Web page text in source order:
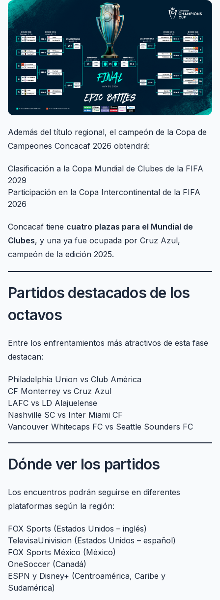
Además del título regional, el campeón de la Copa de
Campeones Concacaf 2026 obtendrá:
Clasificación a la Copa Mundial de Clubes de la FIFA
2029
Participación en la Copa Intercontinental de la FIFA
2026
Concacaf tiene cuatro plazas para el Mundial de
Clubes, y una ya fue ocupada por Cruz Azul,
campeón de la edición 2025.
Partidos destacados de los
octavos
Entre los enfrentamientos más atractivos de esta fase
destacan:
Philadelphia Union vs Club América
CF Monterrey vs Cruz Azul
LAFC vs LD Alajuelense
Nashville SC vs Inter Miami CF
Vancouver Whitecaps FC vs Seattle Sounders FC
Dónde ver los partidos
Los encuentros podrán seguirse en diferentes
plataformas según la región:
FOX Sports (Estados Unidos – inglés)
TelevisaUnivision (Estados Unidos – español)
FOX Sports México (México)
OneSoccer (Canadá)
ESPN y Disney+ (Centroamérica, Caribe y
Sudamérica)